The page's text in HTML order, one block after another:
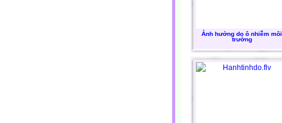
Ảnh hưởng do ô nhiễm môi
trường